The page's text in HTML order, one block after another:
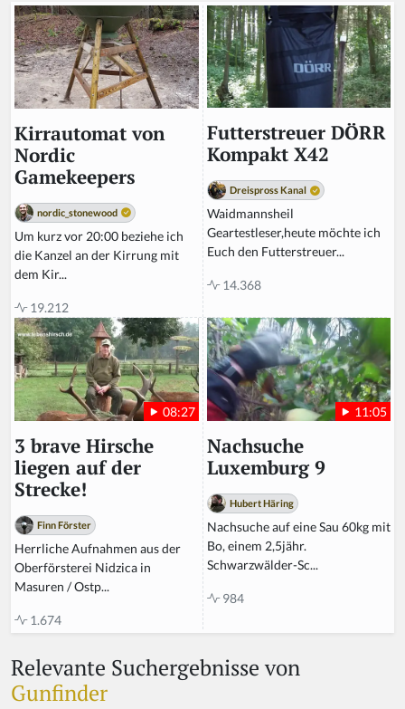
m
a
n,
ig
n
o
r
e
t
hi
s
fi
el
d
Kirrautomat von
Nordic
Gamekeepers
nordic_stonewood
Um kurz vor 20:00 beziehe ich
die Kanzel an der Kirrung mit
dem Kir...
19.212
Futterstreuer DÖRR
Kompakt X42
Dreispross Kanal
Waidmannsheil
Geartestleser,heute möchte ich
Euch den Futterstreuer...
14.368
08:27
3 brave Hirsche
liegen auf der
Strecke!
Finn Förster
Herrliche Aufnahmen aus der
Oberförsterei Nidzica in
Masuren / Ostp...
1.674
11:05
Nachsuche
Luxemburg 9
Hubert Häring
Nachsuche auf eine Sau 60kg mit
Bo, einem 2,5jähr.
Schwarzwälder-Sc...
984
Relevante Suchergebnisse von
Gunfinder